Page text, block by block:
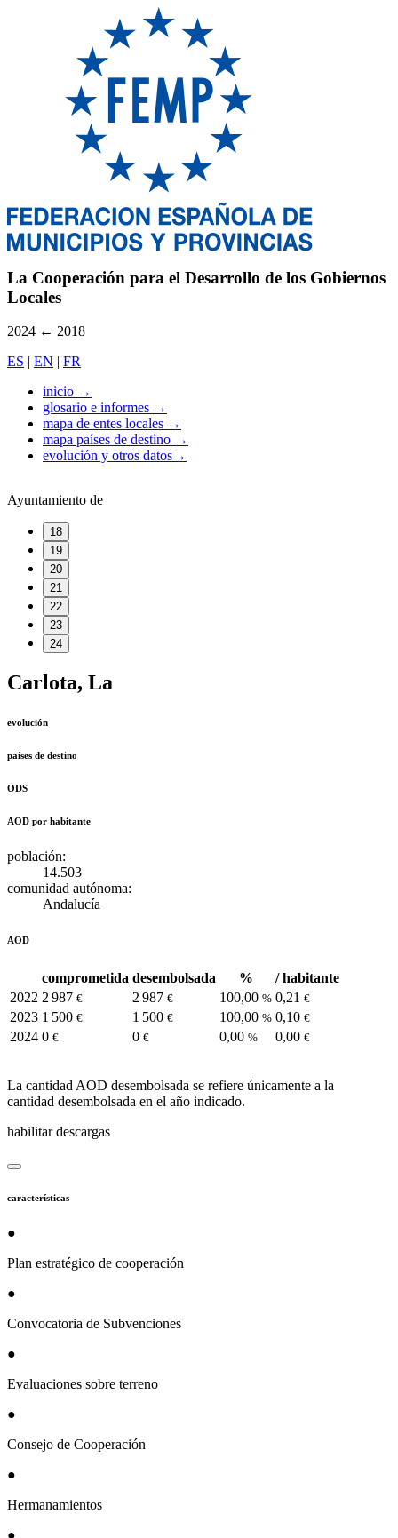
La Cooperación para el Desarrollo de los Gobiernos
Locales
2024 ← 2018
ES | EN | FR
inicio →
glosario e informes →
mapa de entes locales →
mapa países de destino →
evolución y otros datos→
Ayuntamiento de
18
19
20
21
22
23
24
Carlota, La
evolución
países de destino
ODS
AOD por habitante
población:
14.503
comunidad autónoma:
Andalucía
AOD
comprometida desembolsada %
/ habitante
2022 2 987 € 2 987 € 100,00 % 0,21 €
2023 1 500 € 1 500 € 100,00 % 0,10 €
2024 0 € 0 € 0,00 % 0,00 €
La cantidad AOD desembolsada se refiere únicamente a la
cantidad desembolsada en el año indicado.
habilitar descargas
características
●
Plan estratégico de cooperación
●
Convocatoria de Subvenciones
●
Evaluaciones sobre terreno
●
Consejo de Cooperación
●
Hermanamientos
●